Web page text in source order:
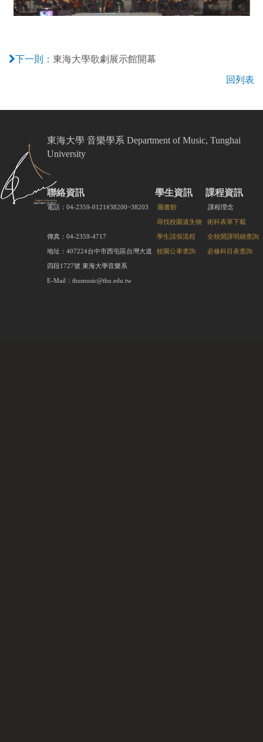
下一則： 東海大學歌劇展示館開幕
回列表
東海大學 音樂學系 Department of Music, Tunghai
University
聯絡資訊
電話：04-2359-0121#38200~38203
傳真：04-2359-4717
地址：407224台中市西屯區台灣大道
四段1727號 東海大學音樂系
E-Mail：thumusic@thu.edu.tw
學生資訊
圖書館
尋找校園遺失物
學生請假流程
校園公車查詢
課程資訊
課程理念
術科表單下載
全校開課明細查詢
必修科目表查詢